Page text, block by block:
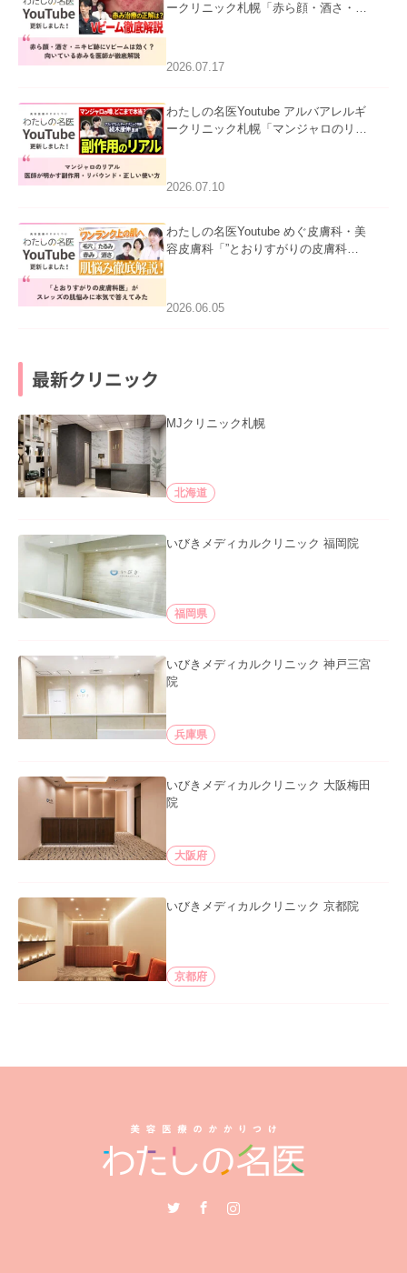
ークリニック札幌「赤ら顔・酒さ・ニ
ました。
2026.07.17
わたしの名医Youtube アルバアレルギ
ークリニック札幌「マンジャロのリア
た。
2026.07.10
わたしの名医Youtube めぐ皮膚科・美
容皮膚科「”とおりすがりの皮膚科
2026.06.05
最新クリニック
MJクリニック札幌
北海道
いびきメディカルクリニック 福岡院
福岡県
いびきメディカルクリニック 神戸三宮
院
兵庫県
いびきメディカルクリニック 大阪梅田
院
大阪府
いびきメディカルクリニック 京都院
京都府
Instagram